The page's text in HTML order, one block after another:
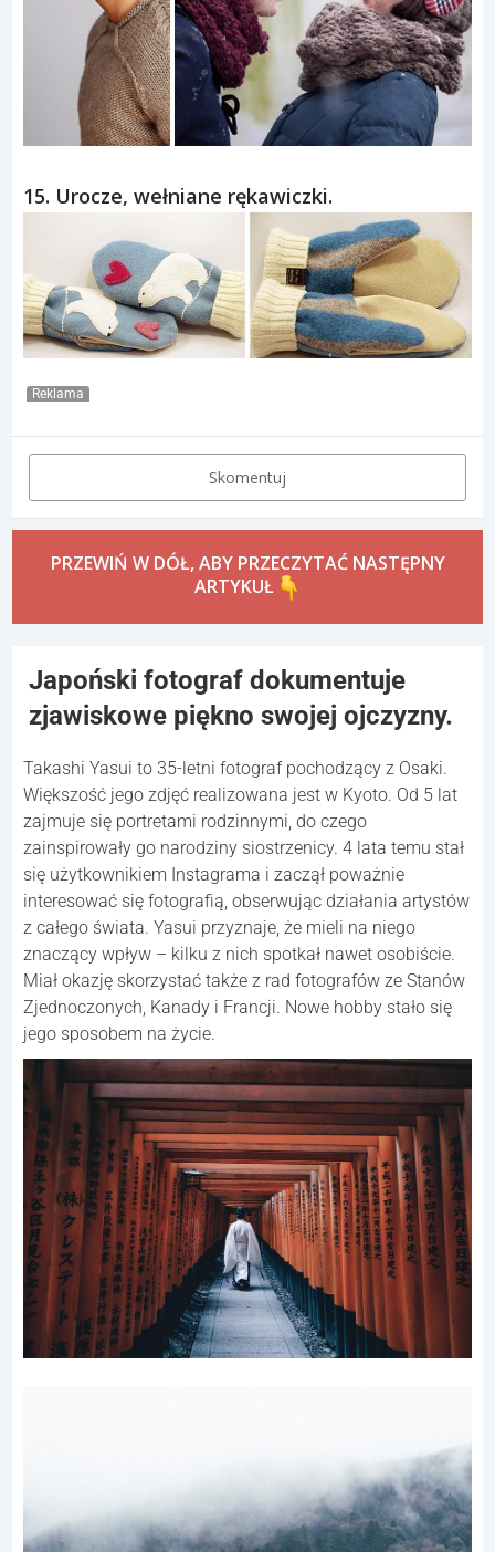
15. Urocze, wełniane rękawiczki.
Reklama
Skomentuj
PRZEWIŃ W DÓŁ, ABY PRZECZYTAĆ NASTĘPNY
ARTYKUŁ
Japoński fotograf dokumentuje
zjawiskowe piękno swojej ojczyzny.
Takashi Yasui to 35-letni fotograf pochodzący z Osaki.
Większość jego zdjęć realizowana jest w Kyoto. Od 5 lat
zajmuje się portretami rodzinnymi, do czego
zainspirowały go narodziny siostrzenicy. 4 lata temu stał
się użytkownikiem Instagrama i zaczął poważnie
interesować się fotografią, obserwując działania artystów
z całego świata. Yasui przyznaje, że mieli na niego
znaczący wpływ – kilku z nich spotkał nawet osobiście.
Miał okazję skorzystać także z rad fotografów ze Stanów
Zjednoczonych, Kanady i Francji. Nowe hobby stało się
jego sposobem na życie.